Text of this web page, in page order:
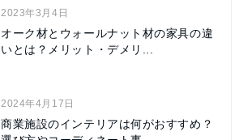
2023年3月4日
オーク材とウォールナット材の家具の違
いとは？メリット・デメリ...
2024年4月17日
商業施設のインテリアは何がおすすめ？